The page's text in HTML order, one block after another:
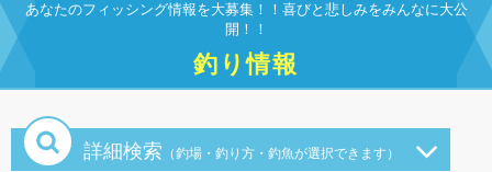
に
移
動
あなたのフィッシング情報を大募集！！喜びと悲しみをみんなに大公
開！！
釣り情報
詳細検索 （釣場・釣り方・釣魚が選択できます）